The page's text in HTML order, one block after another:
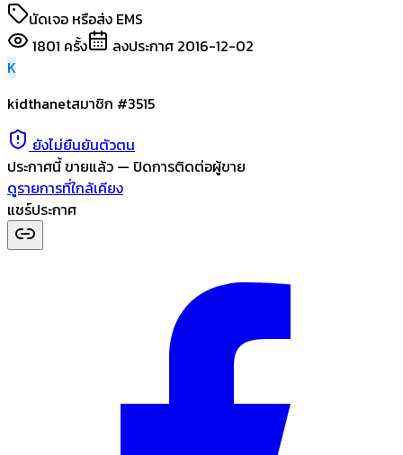
นัดเจอ หรือส่ง EMS
1801 ครั้ง ลงประกาศ 2016-12-02
K
kidthanetสมาชิก #3515
ยังไม่ยืนยันตัวตน
ประกาศนี้ขายแล้ว — ปิดการติดต่อผู้ขาย
ดูรายการที่ใกล้เคียง
แชร์ประกาศ